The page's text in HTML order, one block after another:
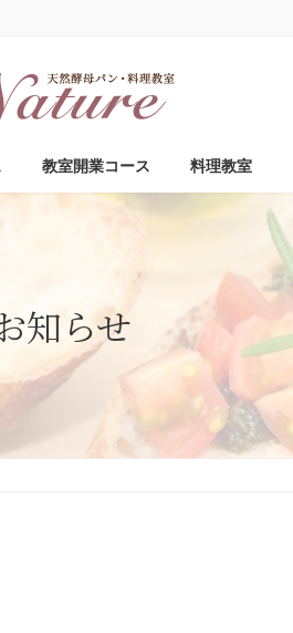
教室開業コース 料理教室
知らせ